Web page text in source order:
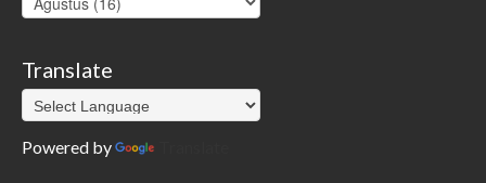
Translate
Powered by